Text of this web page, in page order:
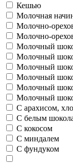
Кешью
Молочная
Молочно-
Молочно-
Молочный
Молочный
Молочный
Молочный
Молочный
Молочный
С арахисом,
С белым
С кокосом
С миндалем
С фундуком